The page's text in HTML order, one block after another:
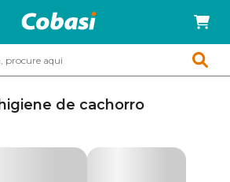
de cachorro